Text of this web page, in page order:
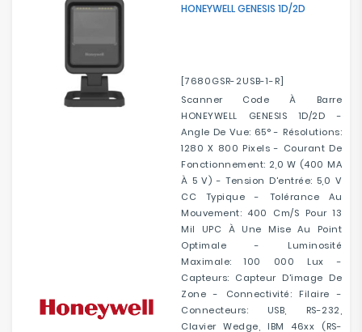
HONEYWELL GENESIS 1D/2D
[7680GSR-2USB-1-R]
Scanner Code À Barre
HONEYWELL GENESIS 1D/2D -
Angle De Vue: 65° - Résolutions:
1280 X 800 Pixels - Courant De
Fonctionnement: 2,0 W (400 MA
À 5 V) - Tension D'entrée: 5,0 V
CC Typique - Tolérance Au
Mouvement: 400 Cm/s Pour 13
Mil UPC À Une Mise Au Point
Optimale - Luminosité
Maximale: 100 000 Lux -
Capteurs: Capteur D'image De
Zone - Connectivité: Filaire -
Connecteurs: USB, RS-232,
Clavier Wedge, IBM 46xx (RS-